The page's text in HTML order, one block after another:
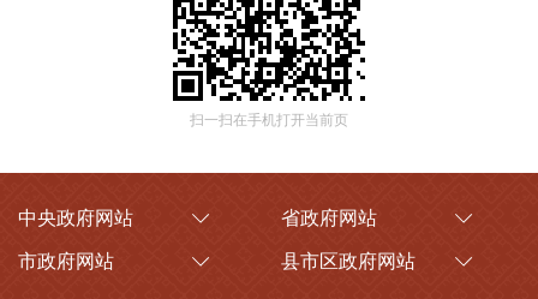
扫一扫在手机打开当前页
中央政府网站 省政府网站
市政府网站 县市区政府网站